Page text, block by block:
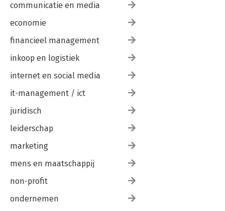
communicatie en media
economie
financieel management
inkoop en logistiek
internet en social media
it-management / ict
juridisch
leiderschap
marketing
mens en maatschappij
non-profit
ondernemen